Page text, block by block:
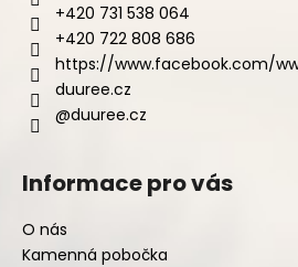
+420 731 538 064
+420 722 808 686
https://www.facebook.com/
duuree.cz
@duuree.cz
Informace pro vás
O nás
Kamenná pobočka